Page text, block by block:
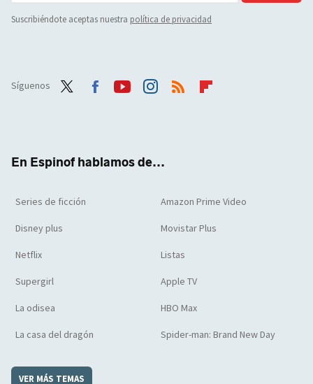
Suscribiéndote aceptas nuestra política de privacidad
Síguenos
En Espinof hablamos de...
Series de ficción Amazon Prime Video
Disney plus Movistar Plus
Netflix Listas
Supergirl Apple TV
La odisea HBO Max
La casa del dragón Spider-man: Brand New Day
VER MÁS TEMAS